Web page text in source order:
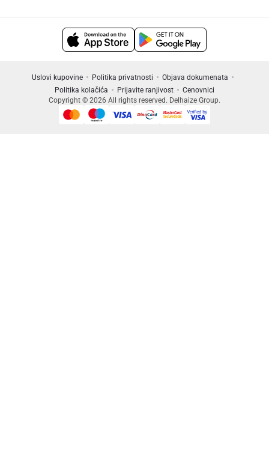
Uslovi kupovine Politika privatnosti
Objava dokumenata
Politika kolačića
Prijavite ranjivost
Cenovnici
Copyright © 2026 All rights reserved. Delhaize Group.